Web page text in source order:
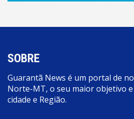
SOBRE
Guarantã News é um portal de
Norte-MT, o seu maior objetivo
cidade e Região.